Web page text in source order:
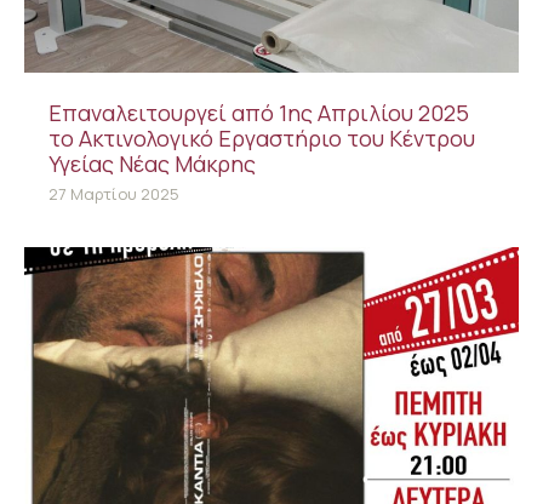
Επαναλειτουργεί από 1ης Απριλίου 2025
το Ακτινολογικό Εργαστήριο του Κέντρου
Υγείας Νέας Μάκρης
27 Μαρτίου 2025